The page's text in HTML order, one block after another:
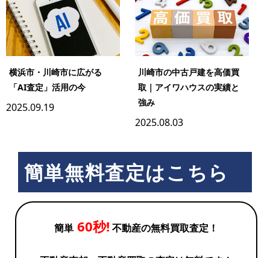
横浜市・川崎市に広がる
「AI査定」活用の今
2025.09.19
川崎市の中古戸建を高価買
取｜アイワハウスの実績と
強み
2025.08.03
簡単無料査定はこちら
簡単 60秒! 不動産の無料買取査定！